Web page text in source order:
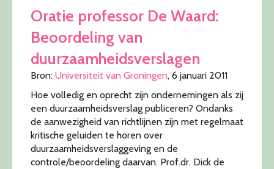
Oratie professor De Waard:
Beoordeling van
duurzaamheidsverslagen
Bron: Universiteit van Groningen, 6 januari 2011
Hoe volledig en oprecht zijn ondernemingen als zij
een duurzaamheidsverslag publiceren? Ondanks
de aanwezigheid van richtlijnen zijn met regelmaat
kritische geluiden te horen over
duurzaamheidsverslaggeving en de
controle/beoordeling daarvan. Prof.dr. Dick de